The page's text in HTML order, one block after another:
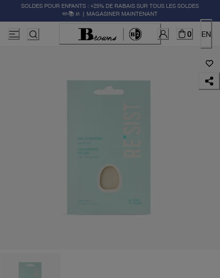
SOLDES POUR ENFANTS : +25% DE RABAIS SUR TOUS LES SOLDES
✏️📚🚸 | MAGASINER MAINTENANT
0 EN